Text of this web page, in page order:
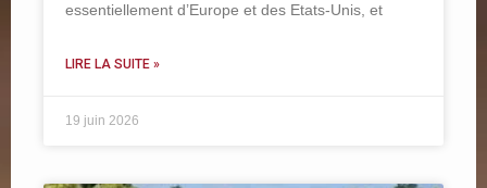
essentiellement d’Europe et des Etats-Unis, et
LIRE LA SUITE »
19 juin 2026